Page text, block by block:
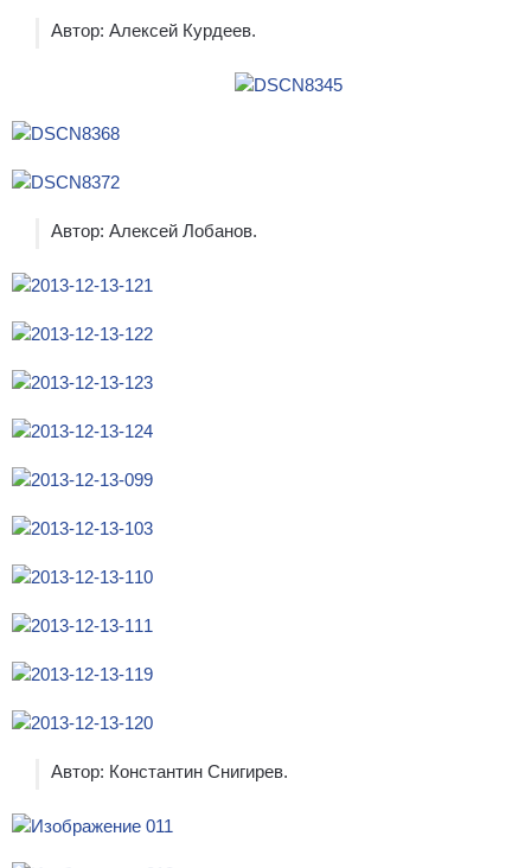
Автор: Алексей Курдеев.
Автор: Алексей Лобанов.
Автор: Константин Снигирев.